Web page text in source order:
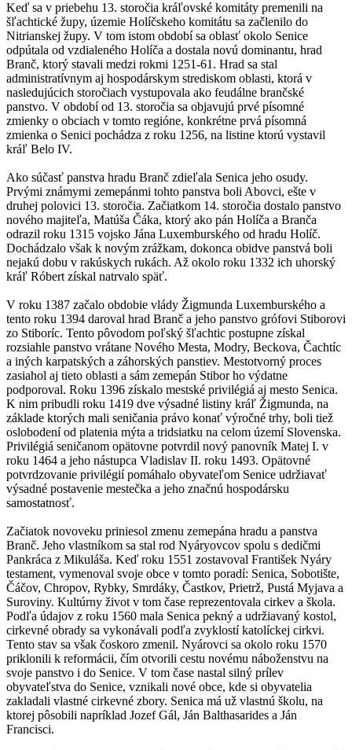
Keď sa v priebehu 13. storočia kráľovské komitáty premenili na
šľachtické župy, územie Holíčskeho komitátu sa začlenilo do
Nitrianskej župy. V tom istom období sa oblasť okolo Senice
odpútala od vzdialeného Holíča a dostala novú dominantu, hrad
Branč, ktorý stavali medzi rokmi 1251-61. Hrad sa stal
administratívnym aj hospodárskym strediskom oblasti, ktorá v
nasledujúcich storočiach vystupovala ako feudálne brančské
panstvo. V období od 13. storočia sa objavujú prvé písomné
zmienky o obciach v tomto regióne, konkrétne prvá písomná
zmienka o Senici pochádza z roku 1256, na listine ktorú vystavil
kráľ Belo IV.
Ako súčasť panstva hradu Branč zdieľala Senica jeho osudy.
Prvými známymi zemepánmi tohto panstva boli Abovci, ešte v
druhej polovici 13. storočia. Začiatkom 14. storočia dostalo panstvo
nového majiteľa, Matúša Čáka, ktorý ako pán Holíča a Branča
odrazil roku 1315 vojsko Jána Luxemburského od hradu Holíč.
Dochádzalo však k novým zrážkam, dokonca obidve panstvá boli
nejakú dobu v rakúskych rukách. Až okolo roku 1332 ich uhorský
kráľ Róbert získal natrvalo späť.
V roku 1387 začalo obdobie vlády Žigmunda Luxemburského a
tento roku 1394 daroval hrad Branč a jeho panstvo grófovi Stiborovi
zo Stiboríc. Tento pôvodom poľský šľachtic postupne získal
rozsiahle panstvo vrátane Nového Mesta, Modry, Beckova, Čachtíc
a iných karpatských a záhorských panstiev. Mestotvorný proces
zasiahol aj tieto oblasti a sám zemepán Stibor ho výdatne
podporoval. Roku 1396 získalo mestské privilégiá aj mesto Senica.
K nim pribudli roku 1419 dve výsadné listiny kráľ Žigmunda, na
základe ktorých mali seničania právo konať výročné trhy, boli tiež
oslobodení od platenia mýta a tridsiatku na celom území Slovenska.
Privilégiá seničanom opätovne potvrdil nový panovník Matej I. v
roku 1464 a jeho nástupca Vladislav II. roku 1493. Opätovné
potvrdzovanie privilégií pomáhalo obyvateľom Senice udržiavať
výsadné postavenie mestečka a jeho značnú hospodársku
samostatnosť.
Začiatok novoveku priniesol zmenu zemepána hradu a panstva
Branč. Jeho vlastníkom sa stal rod Nyáryovcov spolu s dedičmi
Pankráca z Mikuláša. Keď roku 1551 zostavoval František Nyáry
testament, vymenoval svoje obce v tomto poradí: Senica, Sobotište,
Čáčov, Chropov, Rybky, Smrdáky, Častkov, Prietrž, Pustá Myjava a
Suroviny. Kultúrny život v tom čase reprezentovala cirkev a škola.
Podľa údajov z roku 1560 mala Senica pekný a udržiavaný kostol,
cirkevné obrady sa vykonávali podľa zvyklostí katolíckej cirkvi.
Tento stav sa však čoskoro zmenil. Nyárovci sa okolo roku 1570
priklonili k reformácii, čím otvorili cestu novému náboženstvu na
svoje panstvo i do Senice. V tom čase nastal silný prílev
obyvateľstva do Senice, vznikali nové obce, kde si obyvatelia
zakladali vlastné cirkevné zbory. Senica má už vlastnú školu, na
ktorej pôsobili napríklad Jozef Gál, Ján Balthasarides a Ján
Francisci.